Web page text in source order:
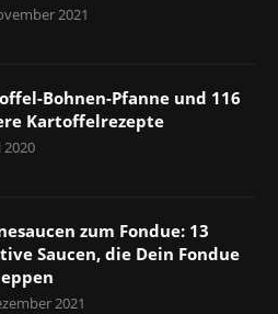
2021
Bohnen-Pfanne und 116
Kartoffelrezepte
2020
zum Fondue: 13
Saucen, die Dein Fondue
2021